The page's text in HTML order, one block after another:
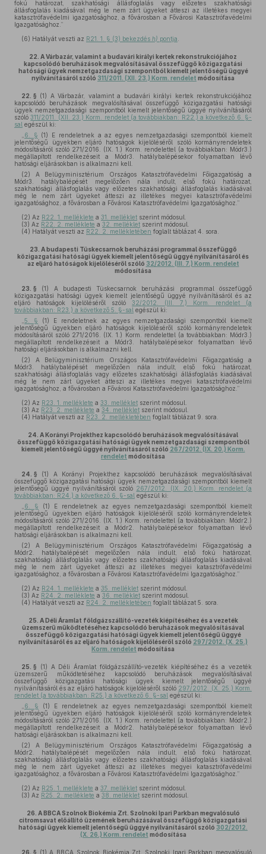
fokú határozat, szakhatósági állásfoglalás vagy előzetes szakhatósági
állásfoglalás kiadásával még le nem zárt ügyeket átteszi az illetékes megyei
katasztrófavédelmi igazgatósághoz, a fővárosban a Fővárosi Katasztrófavédelmi
Igazgatósághoz.”
(6) Hatályát veszti az R21. 1. § (3) bekezdés h) pontja
22. A Várbazár, valamint a budavári királyi kertek rekonstrukciójához
kapcsolódó beruházások megvalósításával összefüggő közigazgatási
hatósági ügyek nemzetgazdasági szempontból kiemelt jelentőségű üggyé
nyilvánításáról szóló 311/2011. (XII. 23.) Korm. rendelet módosítása
22. § (1) A Várbazár, valamint a budavári királyi kertek rekonstrukciójához
kapcsolódó beruházások megvalósításával összefüggő közigazgatási hatósági
ügyek nemzetgazdasági szempontból kiemelt jelentőségű üggyé nyilvánításáról
szóló311/2011. (XII. 23.) Korm. rendelet (a továbbiakban: R22.) a következő 6. §-
sal egészül ki:
6. § (1) E rendeletnek a az egyes nemzetgazdasági szempontból kiemelt
jelentőségű ügyekben eljáró hatóságok kijelöléséről szóló kormányrendeletek
módosításáról szóló 271/2016. (IX. 1.) Korm. rendelettel (a továbbiakban: Módr3.)
megállapított rendelkezéseit a Módr3. hatálybalépésekor folyamatban lévő
hatósági eljárásokban is alkalmazni kell.
(2) A Belügyminisztérium Országos Katasztrófavédelmi Főigazgatóság a
Módr3. hatálybalépését megelőzően nála indult, első fokú határozat,
szakhatósági állásfoglalás vagy előzetes szakhatósági állásfoglalás kiadásával
még le nem zárt ügyeket átteszi az illetékes megyei katasztrófavédelmi
igazgatósághoz, a fővárosban a Fővárosi Katasztrófavédelmi Igazgatósághoz.”
(2) Az R22. 1. melléklete a 31. melléklet szerint módosul.
(3) Az R22. 2. melléklete a 32. melléklet szerint módosul.
(4) Hatályát veszti az R22. 2. mellékletében foglalt táblázat 4. sora.
23. A budapesti Tüskecsarnok beruházási programmal összefüggő
közigazgatási hatósági ügyek kiemelt jelentőségű üggyé nyilvánításáról és
az eljáró hatóságok kijelöléséről szóló 32/2012. (III. 7.) Korm. rendelet
módosítása
23. § (1)
A budapesti Tüskecsarnok beruházási programmal összefüggő
közigazgatási hatósági ügyek kiemelt jelentőségű üggyé nyilvánításáról és az
eljáró hatóságok kijelöléséről szóló 32/2012. (III. 7.) Korm. rendelet (a
továbbiakban: R23.) a következő 5. §-sal egészül ki:
5. § (1) E rendeletnek az egyes nemzetgazdasági szempontból kiemelt
jelentőségű ügyekben eljáró hatóságok kijelöléséről szóló kormányrendeletek
módosításáról szóló 271/2016. (IX. 1.) Korm. rendelettel (a továbbiakban: Módr3.)
megállapított rendelkezéseit a Módr3. hatálybalépésekor folyamatban lévő
hatósági eljárásokban is alkalmazni kell.
(2) A Belügyminisztérium Országos Katasztrófavédelmi Főigazgatóság a
Módr3. hatálybalépését megelőzően nála indult, első fokú határozat,
szakhatósági állásfoglalás vagy előzetes szakhatósági állásfoglalás kiadásával
még le nem zárt ügyeket átteszi az illetékes megyei katasztrófavédelmi
igazgatósághoz, a fővárosban a Fővárosi Katasztrófavédelmi Igazgatósághoz.”
(2) Az R23. 1. melléklete a 33. melléklet szerint módosul.
(3) Az R23. 2. melléklete a 34. melléklet szerint módosul.
(4) Hatályát veszti az R23. 2. mellékletében foglalt táblázat 9. sora.
24. A Korányi Projekthez kapcsolódó beruházások megvalósításával
összefüggő közigazgatási hatósági ügyek nemzetgazdasági szempontból
kiemelt jelentőségű üggyé nyilvánításáról szóló 267/2012. (IX. 20.) Korm.
rendelet módosítása
24. § (1)
A Korányi Projekthez kapcsolódó beruházások megvalósításával
összefüggő közigazgatási hatósági ügyek nemzetgazdasági szempontból kiemelt
jelentőségű üggyé nyilvánításáról szóló 267/2012. (IX. 20.) Korm. rendelet (a
továbbiakban: R24.) a következő 6. §-sal egészül ki:
6. § (1) E rendeletnek az egyes nemzetgazdasági szempontból kiemelt
jelentőségű ügyekben eljáró hatóságok kijelöléséről szóló kormányrendeletek
módosításáról szóló 271/2016. (IX. 1.) Korm. rendelettel (a továbbiakban: Módr2.)
megállapított rendelkezéseit a Módr2. hatálybalépésekor folyamatban lévő
hatósági eljárásokban is alkalmazni kell.
(2) A Belügyminisztérium Országos Katasztrófavédelmi Főigazgatóság a
Módr2. hatálybalépését megelőzően nála indult, első fokú határozat,
szakhatósági állásfoglalás vagy előzetes szakhatósági állásfoglalás kiadásával
még le nem zárt ügyeket átteszi az illetékes megyei katasztrófavédelmi
igazgatósághoz, a fővárosban a Fővárosi Katasztrófavédelmi Igazgatósághoz.”
(2) Az R24. 1. melléklete a 35. melléklet szerint módosul.
(3) Az R24. 2. melléklete a 36. melléklet szerint módosul.
(4) Hatályát veszti az R24. 2. mellékletében foglalt táblázat 5. sora.
25. A Déli Áramlat földgázszállító-vezeték kiépítéséhez és a vezeték
üzemszerű működtetéséhez kapcsolódó beruházások megvalósításával
összefüggő közigazgatási hatósági ügyek kiemelt jelentőségű üggyé
nyilvánításáról és az eljáró hatóságok kijelöléséről szóló 297/2012. (X. 25.)
Korm. rendelet módosítása
25. § (1) A Déli Áramlat földgázszállító-vezeték kiépítéséhez és a vezeték
üzemszerű működtetéséhez kapcsolódó beruházások megvalósításával
összefüggő közigazgatási hatósági ügyek kiemelt jelentőségű üggyé
nyilvánításáról és az eljáró hatóságok kijelöléséről szóló 297/2012. (X. 25.) Korm.
rendelet (a továbbiakban: R25.) a következő 6. §-sal egészül ki:
6. § (1) E rendeletnek az egyes nemzetgazdasági szempontból kiemelt
jelentőségű ügyekben eljáró hatóságok kijelöléséről szóló kormányrendeletek
módosításáról szóló 271/2016. (IX. 1.) Korm. rendelettel (a továbbiakban: Módr2.)
megállapított rendelkezéseit a Módr2. hatálybalépésekor folyamatban lévő
hatósági eljárásokban is alkalmazni kell.
(2) A Belügyminisztérium Országos Katasztrófavédelmi Főigazgatóság a
Módr2. hatálybalépését megelőzően nála indult, első fokú határozat,
szakhatósági állásfoglalás vagy előzetes szakhatósági állásfoglalás kiadásával
még le nem zárt ügyeket átteszi az illetékes megyei katasztrófavédelmi
igazgatósághoz, a fővárosban a Fővárosi Katasztrófavédelmi Igazgatósághoz.”
(2) Az R25. 1. melléklete a 37. melléklet szerint módosul.
(3) Az R25. 2. melléklete a 38. melléklet szerint módosul.
26. A BBCA Szolnok Biokémia Zrt. Szolnoki Ipari Parkban megvalósuló
citromsavat előállító üzemének beruházásával összefüggő közigazgatási
hatósági ügyek kiemelt jelentőségű üggyé nyilvánításáról szóló 302/2012.
(X. 26.) Korm. rendelet módosítása
26. § (1) A BBCA Szolnok Biokémia Zrt. Szolnoki Ipari Parkban megvalósuló